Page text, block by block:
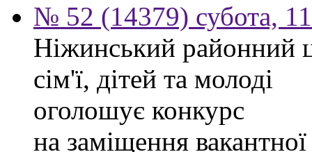
№ 52 (14379) субота,
Ніжинський районний
сім'ї, дітей та молоді
оголошує конкурс
на заміщення